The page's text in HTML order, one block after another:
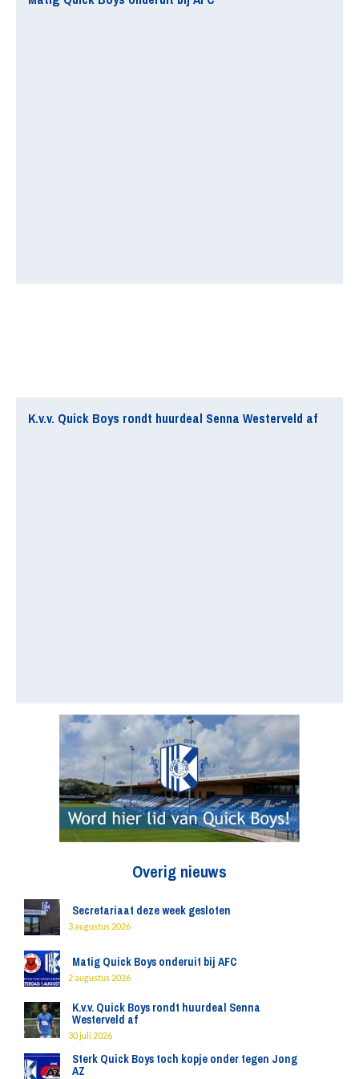
K.v.v. Quick Boys rondt huurdeal Senna Westerveld af
Overig nieuws
Secretariaat deze week gesloten
3 augustus 2026
Matig Quick Boys onderuit bij AFC
2 augustus 2026
K.v.v. Quick Boys rondt huurdeal Senna
Westerveld af
30 juli 2026
Sterk Quick Boys toch kopje onder tegen Jong
AZ